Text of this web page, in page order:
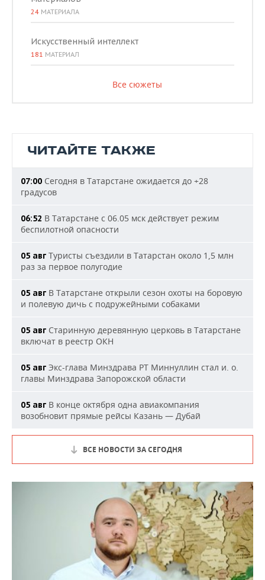
24 МАТЕРИАЛА
Искусственный интеллект
181 МАТЕРИАЛ
Все сюжеты
ЧИТАЙТЕ ТАКЖЕ
07:00 Сегодня в Татарстане ожидается до +28
градусов
06:52 В Татарстане с 06.05 мск действует режим
беспилотной опасности
05 авг Туристы съездили в Татарстан около 1,5 млн
раз за первое полугодие
05 авг В Татарстане открыли сезон охоты на боровую
и полевую дичь с подружейными собаками
05 авг Старинную деревянную церковь в Татарстане
включат в реестр ОКН
05 авг Экс-глава Минздрава РТ Миннуллин стал и. о.
главы Минздрава Запорожской области
05 авг В конце октября одна авиакомпания
возобновит прямые рейсы Казань — Дубай
ВСЕ НОВОСТИ ЗА СЕГОДНЯ